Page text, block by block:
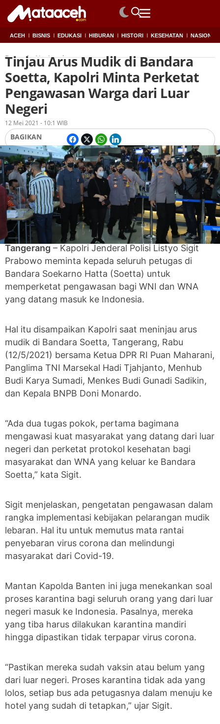
ACEH BISNIS EDUKASI HIBURAN HISTORI KESEHATAN NASIONAL
Beranda Nasional
Tinjau Arus Mudik di Bandara
Soetta, Kapolri Minta Perketat
Pengawasan Warga dari Luar
Negeri
OlehRedaksi
12 Mei 2021 - 10:1 WIB
BAGIKAN
Tangerang – Kapolri Jenderal Polisi Listyo Sigit
Prabowo meminta kepada seluruh petugas di
Bandara Soekarno Hatta (Soetta) untuk
memperketat pengawasan bagi WNI dan WNA
yang datang masuk ke Indonesia.
Hal itu disampaikan Kapolri saat meninjau arus
mudik di Bandara Soetta, Tangerang, Rabu
(12/5/2021) bersama Ketua DPR RI Puan Maharani,
Panglima TNI Marsekal Hadi Tjahjanto, Menhub
Budi Karya Sumadi, Menkes Budi Gunadi Sadikin,
dan Kepala BNPB Doni Monardo.
“Ada dua tugas pokok, pertama bagimana
mengawasi kuat masyarakat yang datang dari luar
negeri dan perketat protokol kesehatan bagi
masyarakat dan WNA yang keluar ke Bandara
Soetta,” kata Sigit.
Sigit menjelaskan, pengetatan pengawasan dalam
rangka implementasi kebijakan pelarangan mudik
lebaran. Hal itu untuk memutus mata rantai
penyebaran virus corona dan melindungi
masyarakat dari Covid-19.
Mantan Kapolda Banten ini juga menekankan soal
proses karantina bagi seluruh orang yang dari luar
negeri masuk ke Indonesia. Pasalnya, mereka
yang tiba harus dilakukan karantina mandiri
hingga dipastikan tidak terpapar virus corona.
“Pastikan mereka sudah vaksin atau belum yang
dari luar negeri. Proses karantina tidak ada yang
lolos, setiap bus ada petugasnya dalam menuju ke
hotel yang sudah di tetapkan,” ujar Sigit.